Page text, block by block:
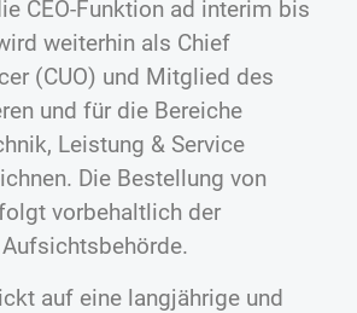
CEO-Funktion ad interim bis
weiterhin als Chief
(CUO) und Mitglied des
und für die Bereiche
Leistung & Service
Die Bestellung von
vorbehaltlich der
auf eine langjährige und